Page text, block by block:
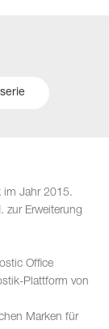
im Jahr 2015.
zur Erweiterung
Office
Plattform von
Marken für